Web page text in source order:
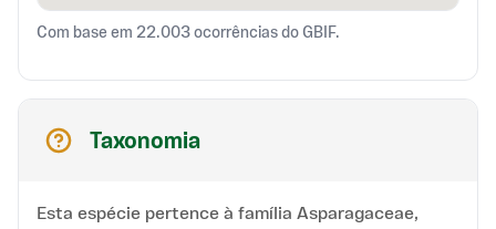
Com base em 22.003 ocorrências do GBIF.
Taxonomia
Esta espécie pertence à família Asparagaceae,